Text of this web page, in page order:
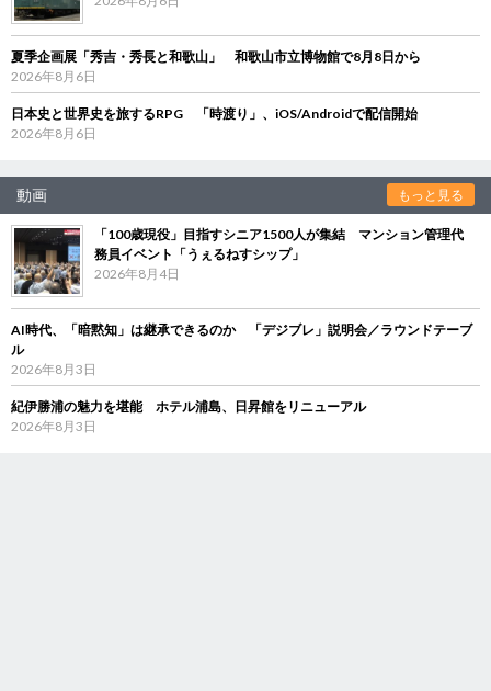
夏季企画展「秀吉・秀長と和歌山」 和歌山市立博物館で8月8日から
2026年8月6日
日本史と世界史を旅するRPG 「時渡り」、iOS/Androidで配信開始
2026年8月6日
動画 もっと見る
「100歳現役」目指すシニア1500人が集結 マンション管理代
務員イベント「うぇるねすシップ」
2026年8月4日
AI時代、「暗黙知」は継承できるのか 「デジブレ」説明会／ラウンドテーブ
ル
2026年8月3日
紀伊勝浦の魅力を堪能 ホテル浦島、日昇館をリニューアル
2026年8月3日